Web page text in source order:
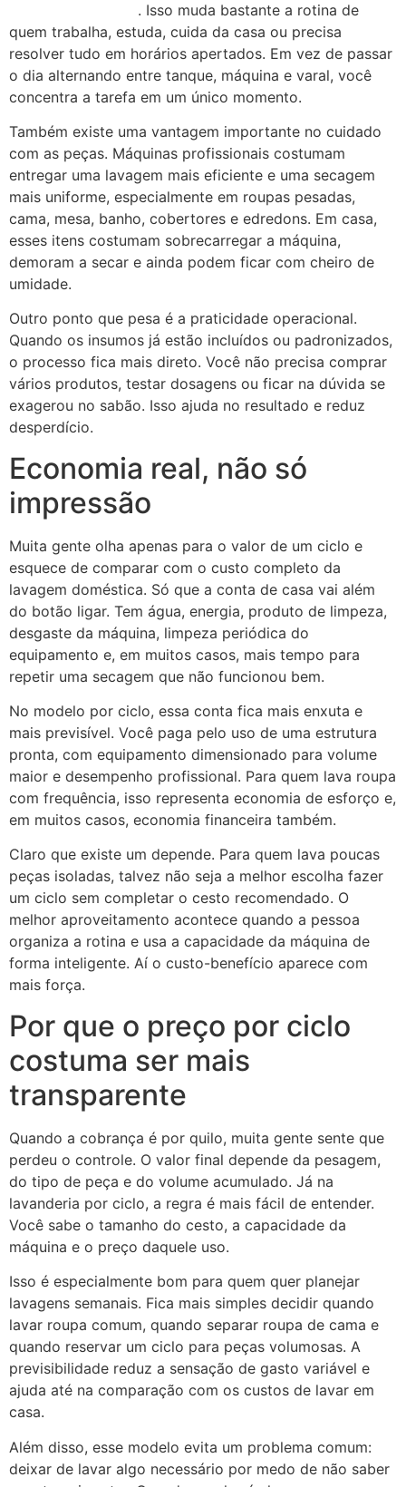
. Isso muda bastante a rotina de
quem trabalha, estuda, cuida da casa ou precisa
resolver tudo em horários apertados. Em vez de passar
o dia alternando entre tanque, máquina e varal, você
concentra a tarefa em um único momento.
Também existe uma vantagem importante no cuidado
com as peças. Máquinas profissionais costumam
entregar uma lavagem mais eficiente e uma secagem
mais uniforme, especialmente em roupas pesadas,
cama, mesa, banho, cobertores e edredons. Em casa,
esses itens costumam sobrecarregar a máquina,
demoram a secar e ainda podem ficar com cheiro de
umidade.
Outro ponto que pesa é a praticidade operacional.
Quando os insumos já estão incluídos ou padronizados,
o processo fica mais direto. Você não precisa comprar
vários produtos, testar dosagens ou ficar na dúvida se
exagerou no sabão. Isso ajuda no resultado e reduz
desperdício.
Economia real, não só
impressão
Muita gente olha apenas para o valor de um ciclo e
esquece de comparar com o custo completo da
lavagem doméstica. Só que a conta de casa vai além
do botão ligar. Tem água, energia, produto de limpeza,
desgaste da máquina, limpeza periódica do
equipamento e, em muitos casos, mais tempo para
repetir uma secagem que não funcionou bem.
No modelo por ciclo, essa conta fica mais enxuta e
mais previsível. Você paga pelo uso de uma estrutura
pronta, com equipamento dimensionado para volume
maior e desempenho profissional. Para quem lava roupa
com frequência, isso representa economia de esforço e,
em muitos casos, economia financeira também.
Claro que existe um depende. Para quem lava poucas
peças isoladas, talvez não seja a melhor escolha fazer
um ciclo sem completar o cesto recomendado. O
melhor aproveitamento acontece quando a pessoa
organiza a rotina e usa a capacidade da máquina de
forma inteligente. Aí o custo-benefício aparece com
mais força.
Por que o preço por ciclo
costuma ser mais
transparente
Quando a cobrança é por quilo, muita gente sente que
perdeu o controle. O valor final depende da pesagem,
do tipo de peça e do volume acumulado. Já na
lavanderia por ciclo, a regra é mais fácil de entender.
Você sabe o tamanho do cesto, a capacidade da
máquina e o preço daquele uso.
Isso é especialmente bom para quem quer planejar
lavagens semanais. Fica mais simples decidir quando
lavar roupa comum, quando separar roupa de cama e
quando reservar um ciclo para peças volumosas. A
previsibilidade reduz a sensação de gasto variável e
ajuda até na comparação com os custos de lavar em
casa.
Além disso, esse modelo evita um problema comum:
deixar de lavar algo necessário por medo de não saber